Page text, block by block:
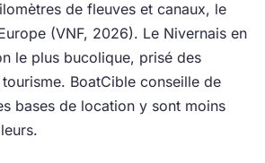
de fleuves et canaux, le
(VNF, 2026). Le Nivernais en
le plus bucolique, prisé des
BoatCible conseille de
bases de location y sont moins